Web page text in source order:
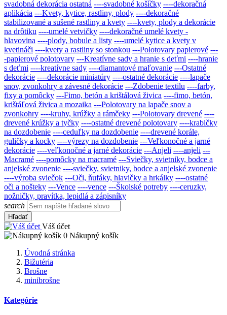
svadobná dekorácia ostatná ----svadobné košíčky ----dekoračná
aplikácia ---Kvety, kytice, rastliny, plody ----dekoračné
stabilizované a sušené rastliny a kvety ----kvety, plody a dekorácie
na drôtiku ----umelé vetvičky ----dekoračné umelé kvety -
hlavovina ----plody, bobule a listy ----umelé kytice a kvety v
kvetináči ----kvety a rastliny so stonkou ---Polotovary papierové ---
-papierové polotovary ---Kreatívne sady a hranie s deťmi ----hranie
s deťmi ----kreatívne sady ----diamantové maľovanie ---Ostatné
dekorácie ----dekorácie miniatúry ----ostatné dekorácie ----lapače
snov, zvonkohry a závesné dekorácie ---Zdobenie textilu ----farby,
fixy a pomôcky ---Fimo, betón a krištálová živica ----fimo, betón,
krištáľová živica a mozaika ---Polotovary na lapače snov a
zvonkohry ----kruhy, krúžky a rámčeky ---Polotovary drevené ----
drevené krúžky a tyčky ----ostatné drevené polotovary ----krabičky
na dozdobenie ----ceduľky na dozdobenie ----drevené korále,
guličky a kocky ----výrezy na dozdobenie ---Veľkonočné a jarné
dekorácie ----veľkonočné a jarné dekorácie ---Anjeli ----anjeli ---
Macramé ----pomôcky na macramé ---Sviečky, svietniky, bodce a
anjelské zvonenie ----sviečky, svietniky, bodce a anjelské zvonenie
----výroba sviečok ---Oči, ňufáky, hlavičky a hrkálky ----ostatné
oči a nošteky ---Vence ----vence ---Školské potreby ----ceruzky,
nožničky, pravítka, lepidlá a zápisníky
search
Hľadať
Váš účet
0 Nákupný košík
Úvodná stránka
Bižutéria
Brošne
minibrošne
Kategórie